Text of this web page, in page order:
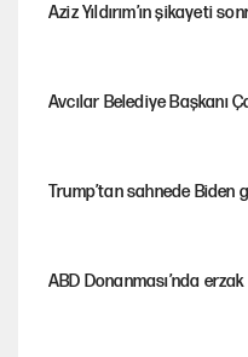
Aziz Yıldırım’ın şikayeti
Avcılar Belediye Başkanı
Trump’tan sahnede Biden
ABD Donanması’nda